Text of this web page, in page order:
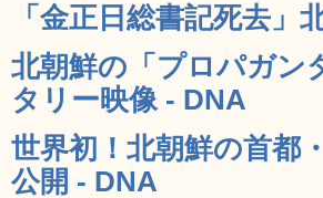
「金正日総書記死去」
北朝鮮の「プロパガン
タリー映像 - DNA
世界初！北朝鮮の首都
公開 - DNA